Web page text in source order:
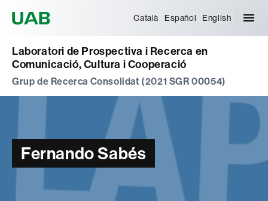
Català Español English
Laboratori de Prospectiva i Recerca en
Comunicació, Cultura i Cooperació
Grup de Recerca Consolidat (2021 SGR 00054)
Fernando Sabés